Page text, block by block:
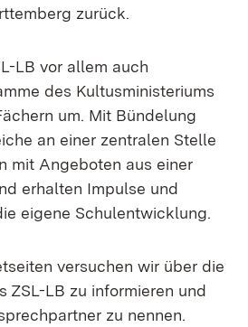
zurück.
LB vor allem auch
des Kultusministeriums
um. Mit Bündelung
an einer zentralen Stelle
mit Angeboten aus einer
erhalten Impulse und
eigene Schulentwicklung.
versuchen wir über die
ZSL-LB zu informieren und
zu nennen.